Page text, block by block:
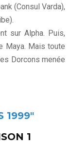
(Consul Varda),
sur Alpha. Puis,
Maya. Mais toute
Dorcons menée
1999"
1